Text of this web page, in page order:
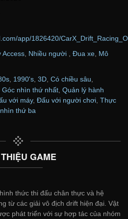
app/1826420/
Access Nhiều người Đua xe Mô
, 1990's, 3D, Có chiều sâu,
Góc nhìn thứ nhất Quản lý hành
với máy, Đấu với người chơi Thực
thứ ba
GAME
thức thi đấu chân thực và hệ
từ các giải vô địch drift hiện đại. Vật
phát triển với sự hợp tác của nhóm